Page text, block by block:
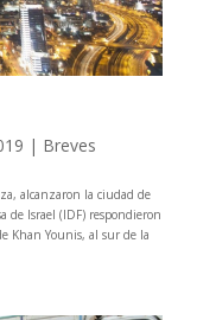
| Breves
alcanzaron la ciudad de
de Israel (IDF) respondieron
Khan Younis, al sur de la